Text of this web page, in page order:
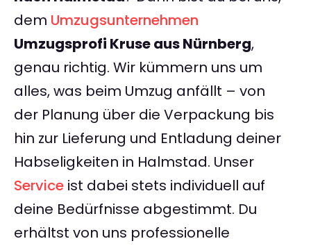
dem Umzugsunternehmen
Umzugsprofi Kruse aus Nürnberg,
genau richtig. Wir kümmern uns um
alles, was beim Umzug anfällt – von
der Planung über die Verpackung bis
hin zur Lieferung und Entladung deiner
Habseligkeiten in Halmstad. Unser
Service ist dabei stets individuell auf
deine Bedürfnisse abgestimmt. Du
erhältst von uns professionelle